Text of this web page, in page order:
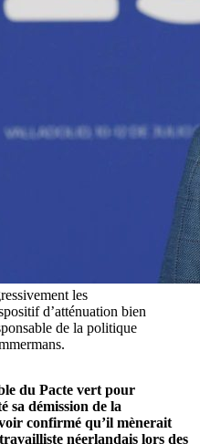
les
d’atténuation bien
de la politique
du Pacte vert pour
sa démission de la
confirmé qu’il mènerait
néerlandais lors des